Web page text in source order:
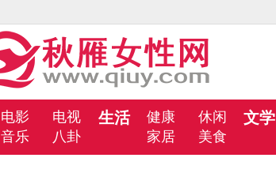
电影
电视
音乐
八卦
生活 健康
休闲
家居
美食
文学